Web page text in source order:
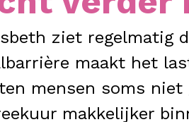
ziet regelmatig
maakt het
mensen soms niet
makkelijker